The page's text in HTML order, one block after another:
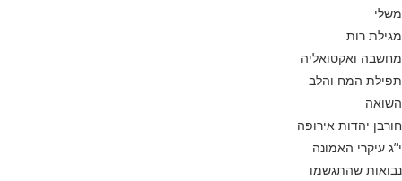
משלי
מגילת רות
מחשבה ואקטואליה
תפילת המח והלב
השואה
חורבן יהדות אירופה
י”ג עיקרי האמונה
נבואות שהתגשמו